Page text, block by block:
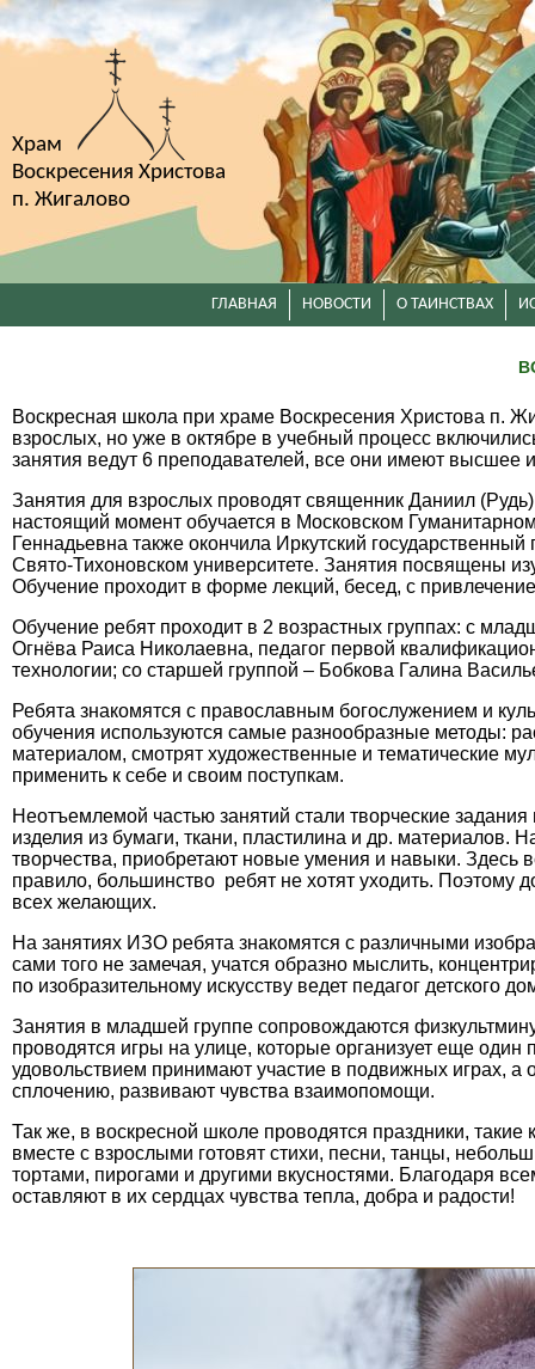
Храм
Воскресения Христова
п. Жигалово
ГЛАВНАЯ НОВОСТИ О ТАИНСТВАХ
Воскресная школа при храме Воскресения Христова п.
взрослых, но уже в октябре в учебный процесс
занятия ведут 6 преподавателей, все они имеют высшее
Занятия для взрослых проводят священник Даниил
настоящий момент обучается в Московском
Геннадьевна также окончила Иркутский
Свято-Тихоновском университете. Занятия посвящены
Обучение проходит в форме лекций, бесед, с
Обучение ребят проходит в 2 возрастных группах: с
Огнёва Раиса Николаевна, педагог первой
технологии; со старшей группой – Бобкова Галина
Ребята знакомятся с православным богослужением и
обучения используются самые разнообразные методы:
материалом, смотрят художественные и тематические
применить к себе и своим поступкам.
Неотъемлемой частью занятий стали творческие
изделия из бумаги, ткани, пластилина и др. материалов.
творчества, приобретают новые умения и навыки. Здесь
правило, большинство ребят не хотят уходить. Поэтому
всех желающих.
На занятиях ИЗО ребята знакомятся с различными
сами того не замечая, учатся образно мыслить,
по изобразительному искусству ведет педагог
Занятия в младшей группе сопровождаются
проводятся игры на улице, которые организует еще
удовольствием принимают участие в подвижных играх, а
сплочению, развивают чувства взаимопомощи.
Так же, в воскресной школе проводятся праздники,
вместе с взрослыми готовят стихи, песни, танцы,
тортами, пирогами и другими вкусностями. Благодаря
оставляют в их сердцах чувства тепла, добра и радости!